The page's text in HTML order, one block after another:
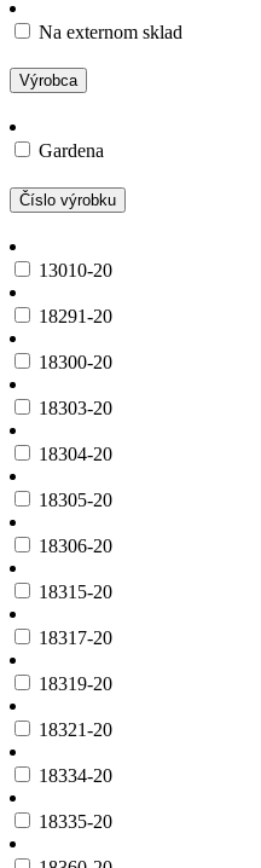
Na externom sklad
Výrobca
Gardena
Číslo výrobku
13010-20
18291-20
18300-20
18303-20
18304-20
18305-20
18306-20
18315-20
18317-20
18319-20
18321-20
18334-20
18335-20